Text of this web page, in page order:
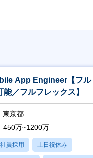
App Engineer【フル
能／フルフレックス】
東京都
450万~1200万
員採用 土日祝休み